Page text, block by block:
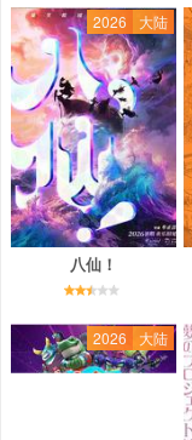
2026 大陆
八仙！
2026 大陆